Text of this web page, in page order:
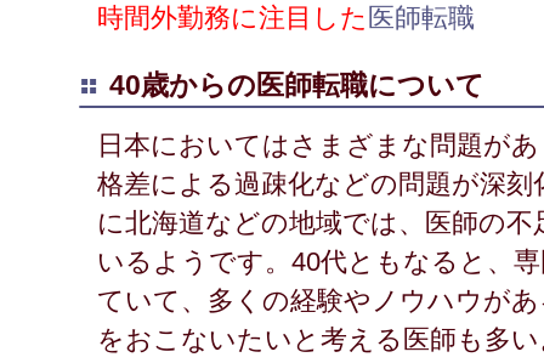
時間外勤務に注目した 医師転職
40歳からの医師転職について
日本においてはさまざまな問題が
格差による過疎化などの問題が深
に北海道などの地域では、医師の
いるようです。40代ともなると、
ていて、多くの経験やノウハウが
をおこないたいと考える医師も多